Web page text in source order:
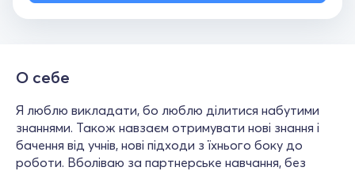
О себе
Я люблю викладати, бо люблю ділитися набутими
знаннями. Також навзаєм отримувати нові знання і
бачення від учнів, нові підходи з їхнього боку до
роботи. Вболіваю за партнерське навчання, без